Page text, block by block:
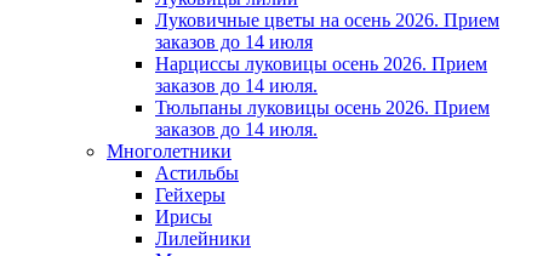
Луковичные цветы на осень 2026. Прием
заказов до 14 июля
Нарциссы луковицы осень 2026. Прием
заказов до 14 июля.
Тюльпаны луковицы осень 2026. Прием
заказов до 14 июля.
Многолетники
Астильбы
Гейхеры
Ирисы
Лилейники